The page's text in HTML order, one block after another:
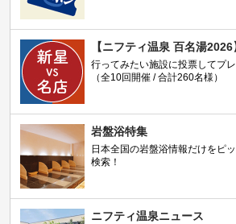
【ニフティ温泉 百名湯2026
行ってみたい施設に投票してプ
（全10回開催 / 合計260名様）
岩盤浴特集
日本全国の岩盤浴情報だけをピ
検索！
ニフティ温泉ニュース